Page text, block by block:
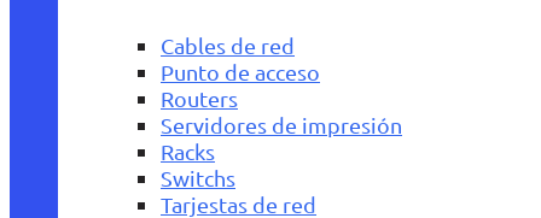
Cables de red
Punto de acceso
Routers
Servidores de impresión
Racks
Switchs
Tarjestas de red